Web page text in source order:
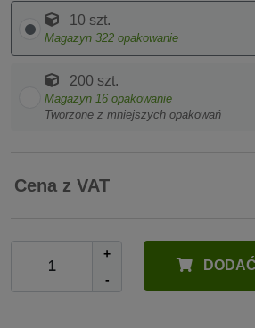
10 szt.
Magazyn 322 opakowanie
200 szt.
Magazyn 16 opakowanie
Tworzone z mniejszych opakowań
Cena z VAT
+
-